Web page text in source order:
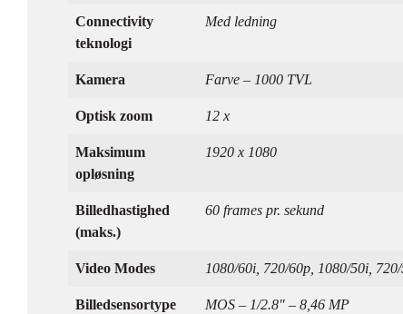
Connectivity
teknologi
Med ledning
Kamera Farve – 1000 TVL
Optisk zoom 12 x
Maksimum
opløsning
1920 x 1080
Billedhastighed
(maks.)
60 frames pr. sekund
Video Modes 1080/60i, 720/60p, 1080/50i,
Billedsensortype MOS – 1/2.8" – 8,46 MP